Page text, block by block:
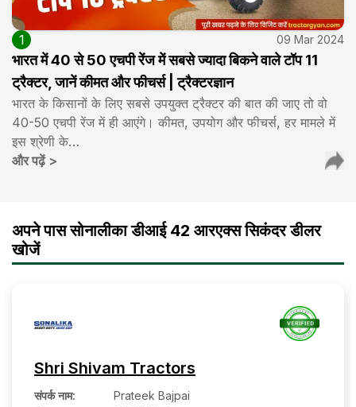
1 09 Mar 2024
भारत में 40 से 50 एचपी रेंज में सबसे ज्यादा बिकने वाले टॉप 11
ट्रैक्टर, जानें कीमत और फीचर्स | ट्रैक्टरज्ञान
भारत के किसानों के लिए सबसे उपयुक्त ट्रैक्टर की बात की जाए तो वो
40-50 एचपी रेंज में ही आएंगे। कीमत, उपयोग और फीचर्स, हर मामले में
इस श्रेणी के…
और पढ़ें>
अपने पास सोनालीका डीआई 42 आरएक्स सिकंदर डीलर
खोजें
Shri Shivam Tractors
संपर्क नाम:
Prateek Bajpai